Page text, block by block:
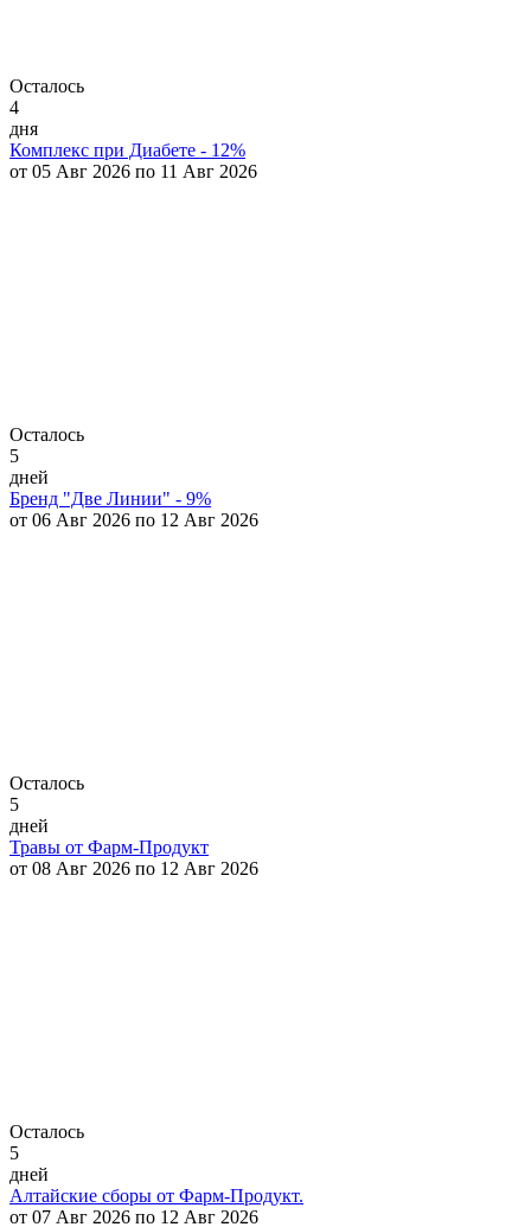
Осталось
4
дня
Комплекс при Диабете - 12%
от 05 Авг 2026 по 11 Авг 2026
Осталось
5
дней
Бренд "Две Линии" - 9%
от 06 Авг 2026 по 12 Авг 2026
Осталось
5
дней
Травы от Фарм-Продукт
от 08 Авг 2026 по 12 Авг 2026
Осталось
5
дней
Алтайские сборы от Фарм-Продукт.
от 07 Авг 2026 по 12 Авг 2026